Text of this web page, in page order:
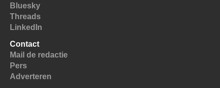
Bluesky
Threads
LinkedIn
Contact
Mail de redactie
Pers
Adverteren